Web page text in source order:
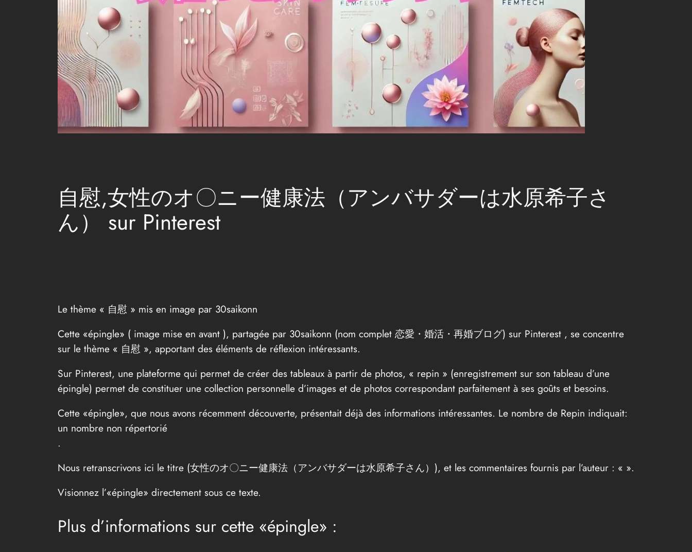
自慰,女性のオ〇ニー健康法（アンバサダーは水原希子さ
ん） sur Pinterest
Le thème « 自慰 » mis en image par 30saikonn
Cette «épingle» ( image mise en avant ), partagée par 30saikonn (nom complet 恋愛・婚活・再婚ブログ) sur Pinterest , se concentre
sur le thème « 自慰 », apportant des éléments de réflexion intéressants.
Sur Pinterest, une plateforme qui permet de créer des tableaux à partir de photos, « repin » (enregistrement sur son tableau d’une
épingle) permet de constituer une collection personnelle d’images et de photos correspondant parfaitement à ses goûts et besoins.
Cette «épingle», que nous avons récemment découverte, présentait déjà des informations intéressantes. Le nombre de Repin indiquait:
un nombre non répertorié
.
Nous retranscrivons ici le titre (女性のオ〇ニー健康法（アンバサダーは水原希子さん）), et les commentaires fournis par l’auteur : « ».
Visionnez l’«épingle» directement sous ce texte.
Plus d’informations sur cette «épingle» :